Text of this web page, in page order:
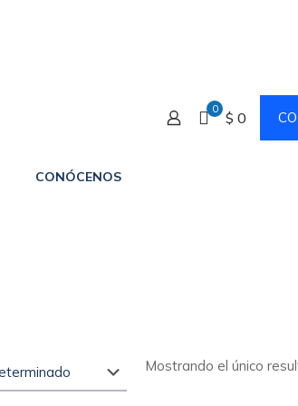
CONÓCENOS
0 $ 0
Mostrando el único